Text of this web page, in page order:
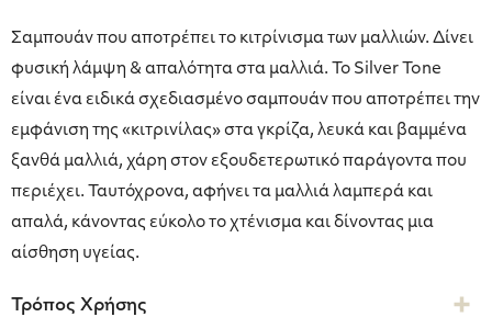
Σαμπουάν που αποτρέπει το κιτρίνισμα των μαλλιών. Δίνει
φυσική λάμψη & απαλότητα στα μαλλιά. Το Silver Tone
είναι ένα ειδικά σχεδιασμένο σαμπουάν που αποτρέπει την
εμφάνιση της «κιτρινίλας» στα γκρίζα, λευκά και βαμμένα
ξανθά μαλλιά, χάρη στον εξουδετερωτικό παράγοντα που
περιέχει. Ταυτόχρονα, αφήνει τα μαλλιά λαμπερά και
απαλά, κάνοντας εύκολο το χτένισμα και δίνοντας μια
αίσθηση υγείας.
Τρόπος Χρήσης